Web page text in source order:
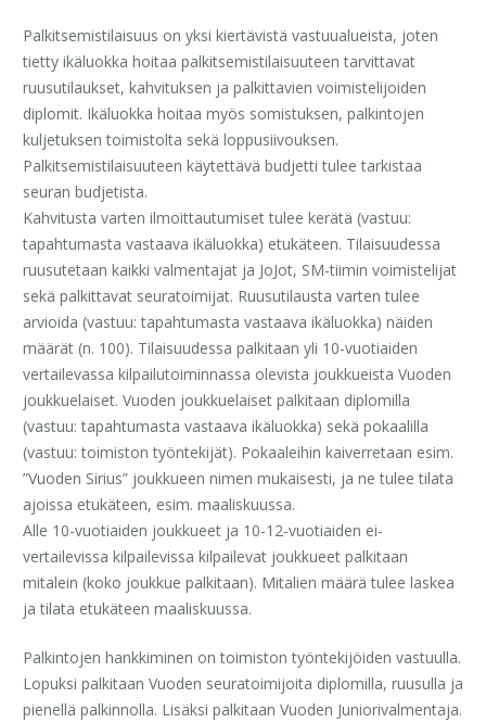
Palkitsemistilaisuus on yksi kiertävistä vastuualueista, joten
tietty ikäluokka hoitaa palkitsemistilaisuuteen tarvittavat
ruusutilaukset, kahvituksen ja palkittavien voimistelijoiden
diplomit. Ikäluokka hoitaa myös somistuksen, palkintojen
kuljetuksen toimistolta sekä loppusiivouksen.
Palkitsemistilaisuuteen käytettävä budjetti tulee tarkistaa
seuran budjetista.
Kahvitusta varten ilmoittautumiset tulee kerätä (vastuu:
tapahtumasta vastaava ikäluokka) etukäteen. Tilaisuudessa
ruusutetaan kaikki valmentajat ja JoJot, SM-tiimin voimistelijat
sekä palkittavat seuratoimijat. Ruusutilausta varten tulee
arvioida (vastuu: tapahtumasta vastaava ikäluokka) näiden
määrät (n. 100). Tilaisuudessa palkitaan yli 10-vuotiaiden
vertailevassa kilpailutoiminnassa olevista joukkueista Vuoden
joukkuelaiset. Vuoden joukkuelaiset palkitaan diplomilla
(vastuu: tapahtumasta vastaava ikäluokka) sekä pokaalilla
(vastuu: toimiston työntekijät). Pokaaleihin kaiverretaan esim.
”Vuoden Sirius” joukkueen nimen mukaisesti, ja ne tulee tilata
ajoissa etukäteen, esim. maaliskuussa.
Alle 10-vuotiaiden joukkueet ja 10-12-vuotiaiden ei-
vertailevissa kilpailevissa kilpailevat joukkueet palkitaan
mitalein (koko joukkue palkitaan). Mitalien määrä tulee laskea
ja tilata etukäteen maaliskuussa.
Palkintojen hankkiminen on toimiston työntekijöiden vastuulla.
Lopuksi palkitaan Vuoden seuratoimijoita diplomilla, ruusulla ja
pienellä palkinnolla. Lisäksi palkitaan Vuoden Juniorivalmentaja.